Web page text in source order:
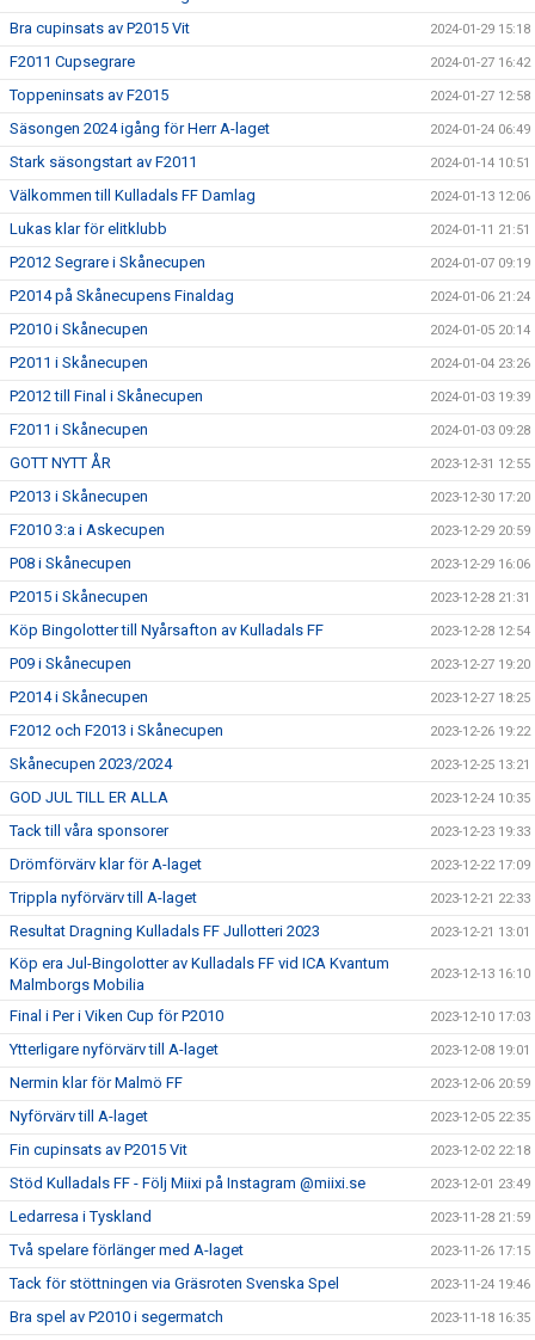
Bra cupinsats av P2015 Vit 2024-01-29 15:18
F2011 Cupsegrare 2024-01-27 16:42
Toppeninsats av F2015 2024-01-27 12:58
Säsongen 2024 igång för Herr A-laget 2024-01-24 06:49
Stark säsongstart av F2011 2024-01-14 10:51
Välkommen till Kulladals FF Damlag 2024-01-13 12:06
Lukas klar för elitklubb 2024-01-11 21:51
P2012 Segrare i Skånecupen 2024-01-07 09:19
P2014 på Skånecupens Finaldag 2024-01-06 21:24
P2010 i Skånecupen 2024-01-05 20:14
P2011 i Skånecupen 2024-01-04 23:26
P2012 till Final i Skånecupen 2024-01-03 19:39
F2011 i Skånecupen 2024-01-03 09:28
GOTT NYTT ÅR 2023-12-31 12:55
P2013 i Skånecupen 2023-12-30 17:20
F2010 3:a i Askecupen 2023-12-29 20:59
P08 i Skånecupen 2023-12-29 16:06
P2015 i Skånecupen 2023-12-28 21:31
Köp Bingolotter till Nyårsafton av Kulladals FF 2023-12-28 12:54
P09 i Skånecupen 2023-12-27 19:20
P2014 i Skånecupen 2023-12-27 18:25
F2012 och F2013 i Skånecupen 2023-12-26 19:22
Skånecupen 2023/2024 2023-12-25 13:21
GOD JUL TILL ER ALLA 2023-12-24 10:35
Tack till våra sponsorer 2023-12-23 19:33
Drömförvärv klar för A-laget 2023-12-22 17:09
Trippla nyförvärv till A-laget 2023-12-21 22:33
Resultat Dragning Kulladals FF Jullotteri 2023 2023-12-21 13:01
Köp era Jul-Bingolotter av Kulladals FF vid ICA Kvantum
Malmborgs Mobilia
2023-12-13 16:10
Final i Per i Viken Cup för P2010 2023-12-10 17:03
Ytterligare nyförvärv till A-laget 2023-12-08 19:01
Nermin klar för Malmö FF 2023-12-06 20:59
Nyförvärv till A-laget 2023-12-05 22:35
Fin cupinsats av P2015 Vit 2023-12-02 22:18
Stöd Kulladals FF - Följ Miixi på Instagram @miixi.se 2023-12-01 23:49
Ledarresa i Tyskland 2023-11-28 21:59
Två spelare förlänger med A-laget 2023-11-26 17:15
Tack för stöttningen via Gräsroten Svenska Spel 2023-11-24 19:46
Bra spel av P2010 i segermatch 2023-11-18 16:35